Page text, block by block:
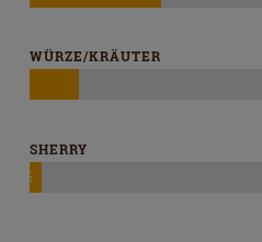
WÜRZE/KRÄUTER
SHERRY
3%